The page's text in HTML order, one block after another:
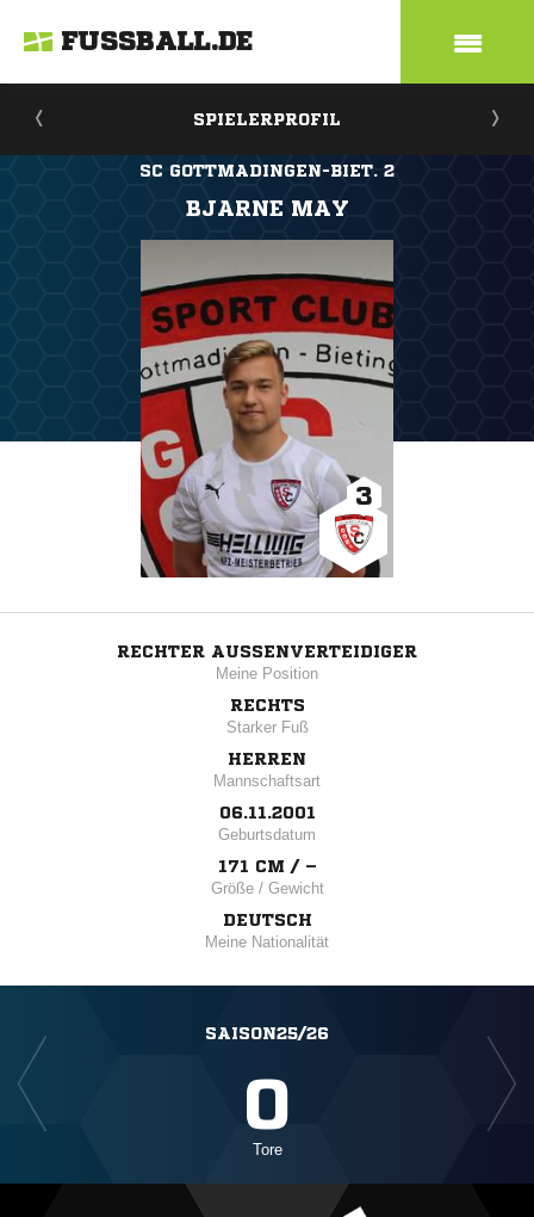
FUSSBALL.DE
SPIELERPROFIL
SC GOTTMADINGEN-BIET. 2
BJARNE MAY
3
RECHTER AUSSENVERTEIDIGER
Meine Position
RECHTS
Starker Fuß
HERREN
Mannschaftsart
06.11.2001
Geburtsdatum
171 CM / –
Größe / Gewicht
DEUTSCH
Meine Nationalität
SAISON25/26
0
Tore